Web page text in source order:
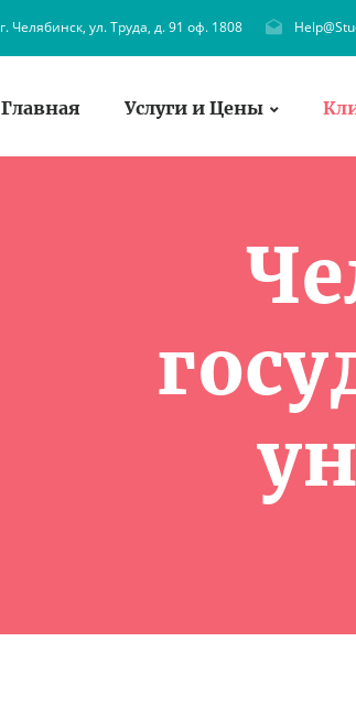
г. Челябинск, ул. Труда, д. 91 оф. 1808
Главная Услуги и Цены